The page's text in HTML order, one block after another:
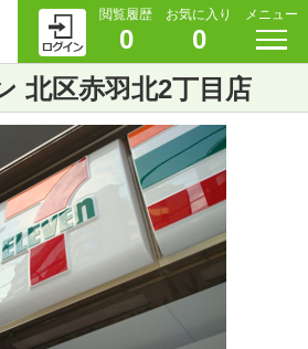
閲覧履歴
0
お気に入り
0
メニュー
北区赤羽北2丁目店